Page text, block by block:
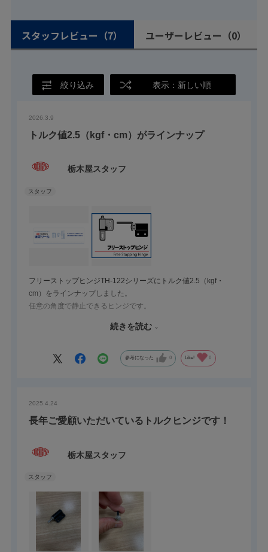
スタッフレビュー （7） ユーザーレビュー （0）
絞り込み 表示：新しい順
2026.3.9
トルク値2.5（kgf・cm）がラインナップ
栃木屋スタッフ
フリーストップヒンジTH-122シリーズにトルク値2.5（kgf・
cm）をラインナップしました。
任意の角度で静止できるヒンジです。
お手数おかけしますが、下記URLを貼り付け、検索して頂けると
https://info.tochigiya.jp/sentei/freestop.php
①扉・蓋の開き方を選択
③選定開始
続きを読む
参考になった 0 Like! 0
2025.4.24
長年ご愛顧いただいているトルクヒンジです！
栃木屋スタッフ